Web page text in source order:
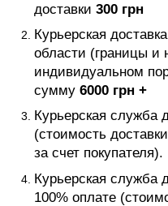
доставки 300 грн
Курьерская
области (границы и
индивидуальном
сумму 6000 грн +
Курьерская служба
(стоимость
за счет покупателя).
Курьерская служба
100% оплате